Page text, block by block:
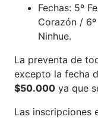
Fechas: 5º
Corazón / 6º
Ninhue.
La preventa de
excepto la fecha
$50.000 ya que
Las inscripciones